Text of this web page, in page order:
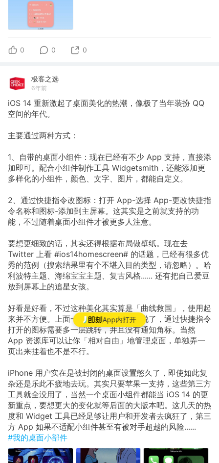
App内打开
0 0 0
极客之选
6年前
iOS 14 重新激起了桌面美化的热潮，像极了当年装扮 QQ
空间的年代。
主要通过两种方式：
1、自带的桌面小组件：现在已经有不少 App 支持，直接添
加即可。配合小组件制作工具 Widgetsmith，还能添加更
多样化的小组件，颜色、文字、图片，都能自定义。
2、通过快捷指令改图标：打开 App-选择 App-更改快捷指
令名称和图标-添加到主屏幕。这其实是之前就支持的功
能，不过随着桌面小组件才被更多人注意。
要想更细致的话，其实还得根据布局做壁纸。现在去
Twitter 上看 #ios14homescreen# 的话题，已经有很多优
秀的范例（搜索结果里有个不堪入目的类型，请忽略）。哈
利波特主题、海绵宝宝主题、复古风格...... 还有把自己爱豆
放到屏幕上的追星女孩。
好看是好看，不过这种美化其实算是「曲线救国」，使用起
来并不方便。上面一堆复杂的步骤就不说了，通过快捷指令
打开的图标需要多一层跳转，并且没有通知角标。当然
App 资源库可以让你「相对自由」地管理桌面，单独弄一
页出来挂着也不是不行。
iPhone 用户实在是被封闭的桌面设置憋久了，即使如此复
杂还是乐此不疲地去玩。其实只要苹果一支持，这些第三方
工具就全没用了，当然一个桌面小组件都能当 iOS 14 的更
新重点，要想更大的变化就等后面的大版本吧。这几天的热
度和 Widget 工具已经足够让用户和开发者去疯狂了，第三
方 App 如果不适配小组件甚至有被对手超越的风险......
#我的桌面小部件